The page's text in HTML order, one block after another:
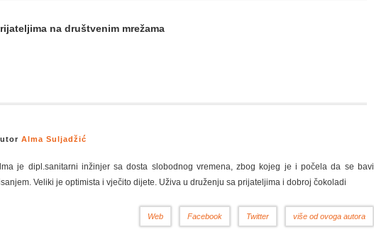
na društvenim mrežama
Alma Suljadžić
je dipl.sanitarni inžinjer sa dosta slobodnog vremena, zbog kojeg je i počela da se bavi
Veliki je optimista i vječito dijete. Uživa u druženju sa prijateljima i dobroj čokoladi
više od ovoga autora
Twitter
Facebook
Web